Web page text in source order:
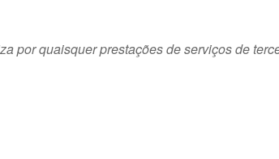
por quaisquer prestações de serviços de